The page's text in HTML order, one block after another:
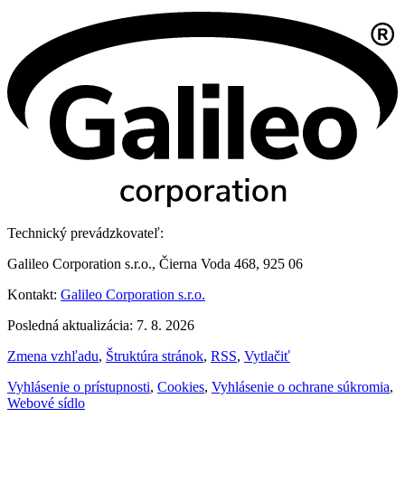
Technický prevádzkovateľ:
Galileo Corporation s.r.o., Čierna Voda 468, 925 06
Kontakt: Galileo Corporation s.r.o.
Posledná aktualizácia: 7. 8. 2026
Zmena vzhľadu, Štruktúra stránok, RSS, Vytlačiť
Vyhlásenie o prístupnosti, Cookies, Vyhlásenie o ochrane súkromia,
Webové sídlo